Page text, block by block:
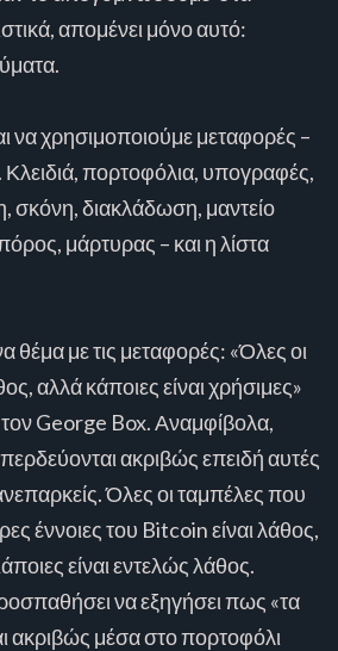
απομένει μόνο αυτό:
να χρησιμοποιούμε μεταφορές –
Κλειδιά, πορτοφόλια, υπογραφές,
σκόνη, διακλάδωση, μαντείο
μάρτυρας – και η λίστα
θέμα με τις μεταφορές: «Όλες οι
αλλά κάποιες είναι χρήσιμες»
George Box. Αναμφίβολα,
ακριβώς επειδή αυτές
Όλες οι ταμπέλες που
έννοιες του Bitcoin είναι λάθος,
είναι εντελώς λάθος.
να εξηγήσει πως «τα
ακριβώς μέσα στο πορτοφόλι